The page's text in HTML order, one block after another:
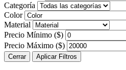
Categoría
Color
Material
Precio Mínimo ($)
Precio Máximo ($)
Cerrar Aplicar Filtros